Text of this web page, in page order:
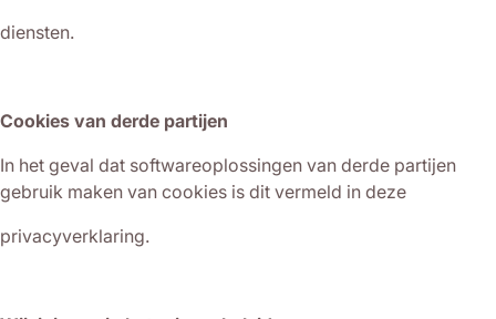
diensten.
Cookies van derde partijen
In het geval dat softwareoplossingen van derde partijen
gebruik maken van cookies is dit vermeld in deze
privacyverklaring.